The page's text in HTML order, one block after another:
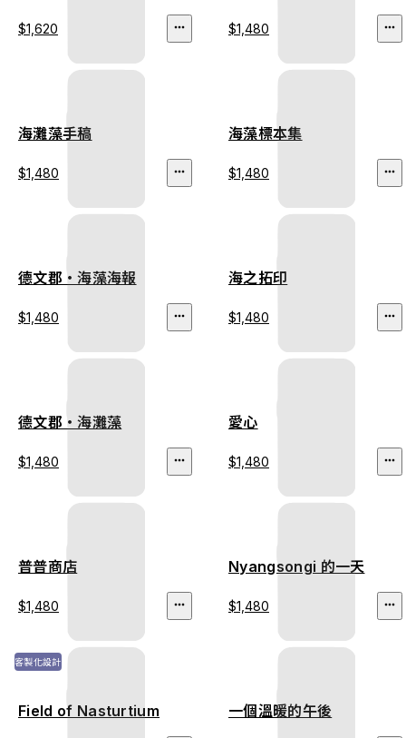
$1,620 $1,480
海灘藻手稿
$1,480
海藻標本集
$1,480
德文郡・海藻海報
$1,480
海之拓印
$1,480
德文郡・海灘藻
$1,480
愛心
$1,480
普普商店
$1,480
Nyangsongi 的一天
$1,480
客製化設計
Field of Nasturtium 一個溫暖的午後